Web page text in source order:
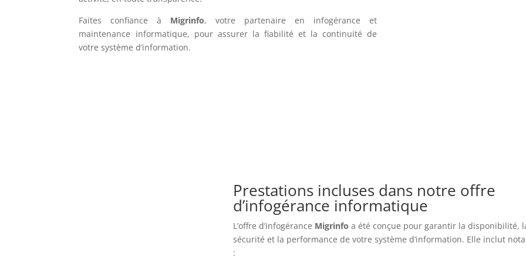
Faites confiance à Migrinfo, votre partenaire en infogérance et
maintenance informatique, pour assurer la fiabilité et la continuité de
votre système d’information.
Prestations incluses dans notre offre
d’infogérance informatique
L’offre d’infogérance Migrinfo a été conçue pour garantir la disponibilité,
sécurité et la performance de votre système d’information. Elle inclut
: